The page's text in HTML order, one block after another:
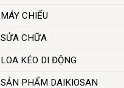
MÁY CHIẾU
SỬA CHỮA
LOA KÉO DI ĐỘNG
SẢN PHẨM DAIKIOSAN